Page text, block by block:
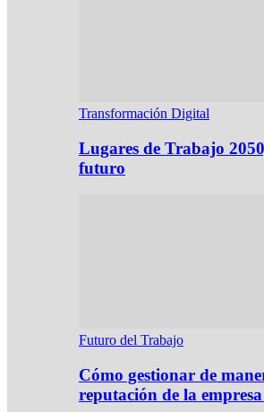
Transformación Digital
Lugares de Trabajo
futuro
Futuro del Trabajo
Cómo gestionar de
reputación de la